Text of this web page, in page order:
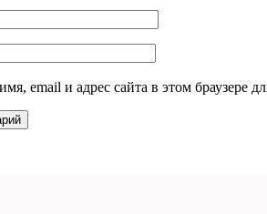
email и адрес сайта в этом браузере